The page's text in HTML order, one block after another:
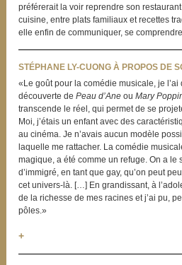
préférerait la voir reprendre son
cuisine, entre plats familiaux et recettes
elle enfin de communiquer, se
STÉPHANE LY-CUONG À PROPOS DE
«Le goût pour la comédie musicale, je l’ai
découverte de Peau d’Aneou Mary
transcende le réel, qui permet de se
Moi, j’étais un enfant avec des
au cinéma. Je n’avais aucun modèle
laquelle me rattacher. La comédie
magique, a été comme un refuge. On a le
d’immigré, en tant que gay, qu’on peut
cet univers-là. […] En grandissant, à
de la richesse de mes racines et j’ai pu,
pôles.»
+